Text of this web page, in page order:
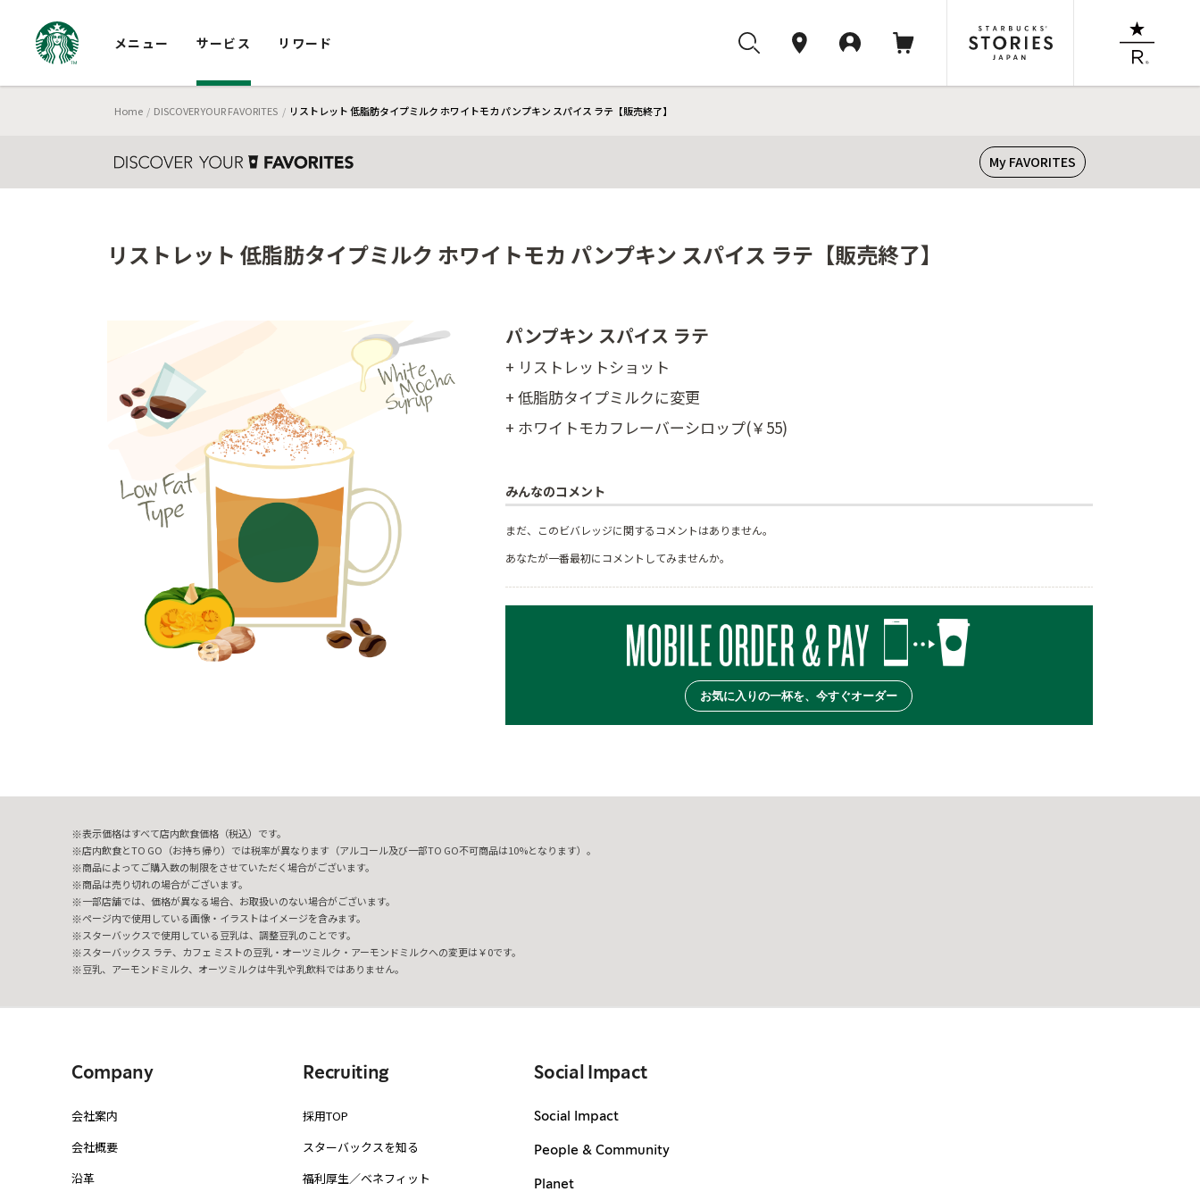
メニュー サービス リワード
Home DISCOVER YOUR FAVORITES リストレット 低脂肪タイプミルク ホワイトモカ パンプキン スパイス ラテ【販売終了】
My FAVORITES
リストレット 低脂肪タイプミルク ホワイトモカ パンプキン スパイス ラテ【販売終了】
パンプキン スパイス ラテ
+ リストレットショット
+ 低脂肪タイプミルクに変更
+ ホワイトモカフレーバーシロップ(￥55)
みんなのコメント
まだ、このビバレッジに関するコメントはありません。
あなたが一番最初にコメントしてみませんか。
お気に入りの一杯を、今すぐオーダー
表示価格はすべて店内飲食価格（税込）です。
店内飲食とTO GO（お持ち帰り）では税率が異なります（アルコール及び一部TO GO不可商品は10%となります）。
商品によってご購入数の制限をさせていただく場合がございます。
商品は売り切れの場合がございます。
一部店舗では、価格が異なる場合、お取扱いのない場合がございます。
ページ内で使用している画像・イラストはイメージを含みます。
スターバックスで使用している豆乳は、調整豆乳のことです。
スターバックス ラテ、カフェ ミストの豆乳・オーツミルク・アーモンドミルクへの変更は￥0です。
豆乳、アーモンドミルク、オーツミルクは牛乳や乳飲料ではありません。
Company
会社案内
会社概要
沿革
Recruiting
採用TOP
スターバックスを知る
福利厚生／ベネフィット
Social Impact
Social Impact
People & Community
Planet